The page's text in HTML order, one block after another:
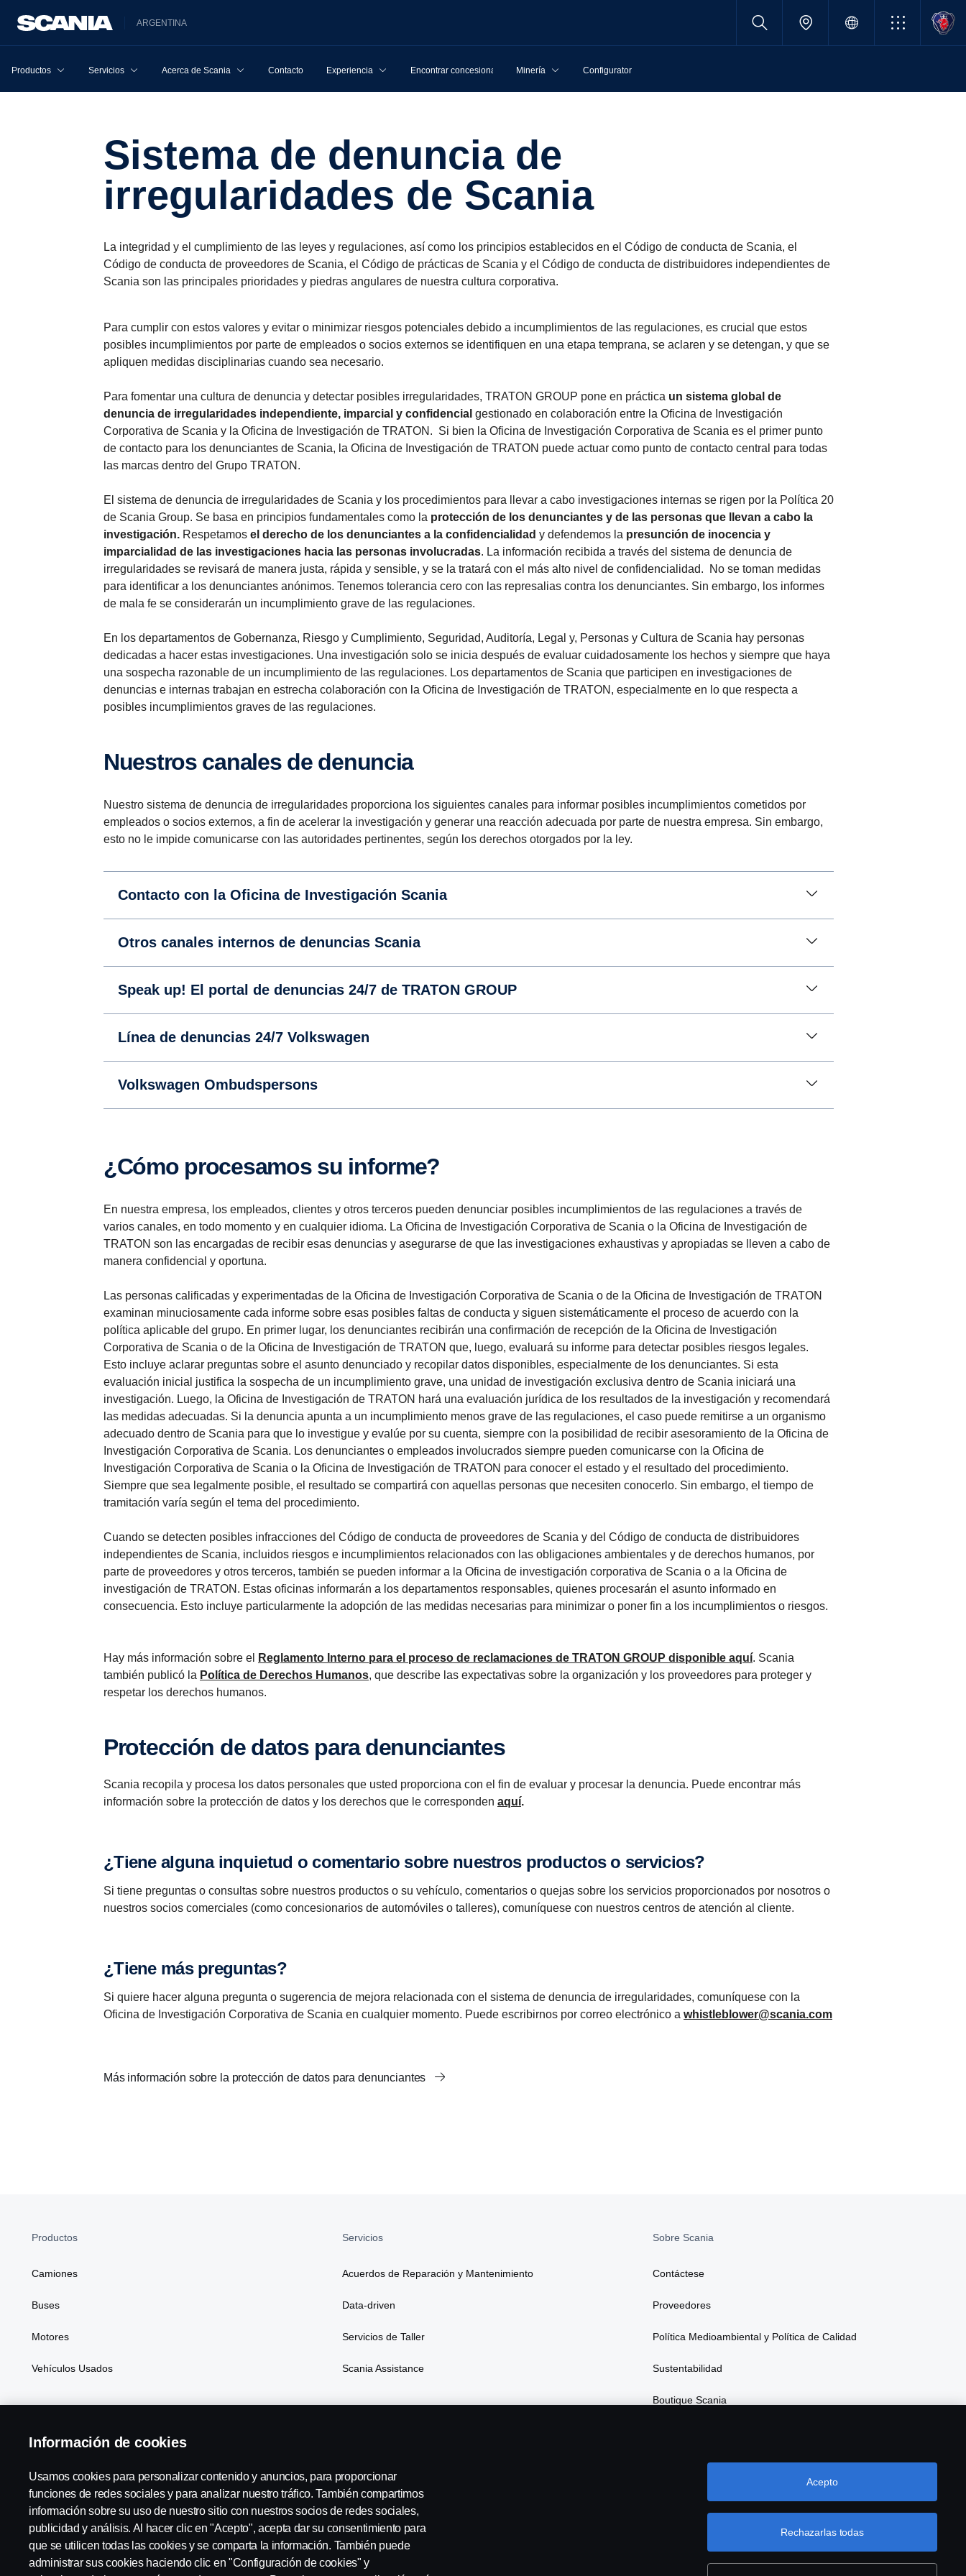
ARGENTINA
Productos Servicios Acerca de Scania Contacto Experiencia Encontrar concesionarios Minería Configurator
Sistema de denuncia de
irregularidades de Scania
La integridad y el cumplimiento de las leyes y regulaciones, así como los principios establecidos en el Código de conducta de Scania, el
Código de conducta de proveedores de Scania, el Código de prácticas de Scania y el Código de conducta de distribuidores independientes de
Scania son las principales prioridades y piedras angulares de nuestra cultura corporativa.
Para cumplir con estos valores y evitar o minimizar riesgos potenciales debido a incumplimientos de las regulaciones, es crucial que estos
posibles incumplimientos por parte de empleados o socios externos se identifiquen en una etapa temprana, se aclaren y se detengan, y que se
apliquen medidas disciplinarias cuando sea necesario.
Para fomentar una cultura de denuncia y detectar posibles irregularidades, TRATON GROUP pone en práctica un sistema global de
denuncia de irregularidades independiente, imparcial y confidencial gestionado en colaboración entre la Oficina de Investigación
Corporativa de Scania y la Oficina de Investigación de TRATON. Si bien la Oficina de Investigación Corporativa de Scania es el primer punto
de contacto para los denunciantes de Scania, la Oficina de Investigación de TRATON puede actuar como punto de contacto central para todas
las marcas dentro del Grupo TRATON.
El sistema de denuncia de irregularidades de Scania y los procedimientos para llevar a cabo investigaciones internas se rigen por la Política 20
de Scania Group. Se basa en principios fundamentales como la protección de los denunciantes y de las personas que llevan a cabo la
investigación. Respetamos el derecho de los denunciantes a la confidencialidad y defendemos la presunción de inocencia y
imparcialidad de las investigaciones hacia las personas involucradas. La información recibida a través del sistema de denuncia de
irregularidades se revisará de manera justa, rápida y sensible, y se la tratará con el más alto nivel de confidencialidad. No se toman medidas
para identificar a los denunciantes anónimos. Tenemos tolerancia cero con las represalias contra los denunciantes. Sin embargo, los informes
de mala fe se considerarán un incumplimiento grave de las regulaciones.
En los departamentos de Gobernanza, Riesgo y Cumplimiento, Seguridad, Auditoría, Legal y, Personas y Cultura de Scania hay personas
dedicadas a hacer estas investigaciones. Una investigación solo se inicia después de evaluar cuidadosamente los hechos y siempre que haya
una sospecha razonable de un incumplimiento de las regulaciones. Los departamentos de Scania que participen en investigaciones de
denuncias e internas trabajan en estrecha colaboración con la Oficina de Investigación de TRATON, especialmente en lo que respecta a
posibles incumplimientos graves de las regulaciones.
Nuestros canales de denuncia
Nuestro sistema de denuncia de irregularidades proporciona los siguientes canales para informar posibles incumplimientos cometidos por
empleados o socios externos, a fin de acelerar la investigación y generar una reacción adecuada por parte de nuestra empresa. Sin embargo,
esto no le impide comunicarse con las autoridades pertinentes, según los derechos otorgados por la ley.
Contacto con la Oficina de Investigación Scania
Otros canales internos de denuncias Scania
Speak up! El portal de denuncias 24/7 de TRATON GROUP
Línea de denuncias 24/7 Volkswagen
Volkswagen Ombudspersons
¿Cómo procesamos su informe?
En nuestra empresa, los empleados, clientes y otros terceros pueden denunciar posibles incumplimientos de las regulaciones a través de
varios canales, en todo momento y en cualquier idioma. La Oficina de Investigación Corporativa de Scania o la Oficina de Investigación de
TRATON son las encargadas de recibir esas denuncias y asegurarse de que las investigaciones exhaustivas y apropiadas se lleven a cabo de
manera confidencial y oportuna.
Las personas calificadas y experimentadas de la Oficina de Investigación Corporativa de Scania o de la Oficina de Investigación de TRATON
examinan minuciosamente cada informe sobre esas posibles faltas de conducta y siguen sistemáticamente el proceso de acuerdo con la
política aplicable del grupo. En primer lugar, los denunciantes recibirán una confirmación de recepción de la Oficina de Investigación
Corporativa de Scania o de la Oficina de Investigación de TRATON que, luego, evaluará su informe para detectar posibles riesgos legales.
Esto incluye aclarar preguntas sobre el asunto denunciado y recopilar datos disponibles, especialmente de los denunciantes. Si esta
evaluación inicial justifica la sospecha de un incumplimiento grave, una unidad de investigación exclusiva dentro de Scania iniciará una
investigación. Luego, la Oficina de Investigación de TRATON hará una evaluación jurídica de los resultados de la investigación y recomendará
las medidas adecuadas. Si la denuncia apunta a un incumplimiento menos grave de las regulaciones, el caso puede remitirse a un organismo
adecuado dentro de Scania para que lo investigue y evalúe por su cuenta, siempre con la posibilidad de recibir asesoramiento de la Oficina de
Investigación Corporativa de Scania. Los denunciantes o empleados involucrados siempre pueden comunicarse con la Oficina de
Investigación Corporativa de Scania o la Oficina de Investigación de TRATON para conocer el estado y el resultado del procedimiento.
Siempre que sea legalmente posible, el resultado se compartirá con aquellas personas que necesiten conocerlo. Sin embargo, el tiempo de
tramitación varía según el tema del procedimiento.
Cuando se detecten posibles infracciones del Código de conducta de proveedores de Scania y del Código de conducta de distribuidores
independientes de Scania, incluidos riesgos e incumplimientos relacionados con las obligaciones ambientales y de derechos humanos, por
parte de proveedores y otros terceros, también se pueden informar a la Oficina de investigación corporativa de Scania o a la Oficina de
investigación de TRATON. Estas oficinas informarán a los departamentos responsables, quienes procesarán el asunto informado en
consecuencia. Esto incluye particularmente la adopción de las medidas necesarias para minimizar o poner fin a los incumplimientos o riesgos.
Hay más información sobre el Reglamento Interno para el proceso de reclamaciones de TRATON GROUP disponible aquí. Scania
también publicó la Política de Derechos Humanos, que describe las expectativas sobre la organización y los proveedores para proteger y
respetar los derechos humanos.
Protección de datos para denunciantes
Scania recopila y procesa los datos personales que usted proporciona con el fin de evaluar y procesar la denuncia. Puede encontrar más
información sobre la protección de datos y los derechos que le corresponden aquí.
¿Tiene alguna inquietud o comentario sobre nuestros productos o servicios?
Si tiene preguntas o consultas sobre nuestros productos o su vehículo, comentarios o quejas sobre los servicios proporcionados por nosotros o
nuestros socios comerciales (como concesionarios de automóviles o talleres), comuníquese con nuestros centros de atención al cliente.
¿Tiene más preguntas?
Si quiere hacer alguna pregunta o sugerencia de mejora relacionada con el sistema de denuncia de irregularidades, comuníquese con la
Oficina de Investigación Corporativa de Scania en cualquier momento. Puede escribirnos por correo electrónico a whistleblower@scania.com
Más información sobre la protección de datos para denunciantes
Productos
Camiones
Buses
Motores
Vehículos Usados
Servicios
Acuerdos de Reparación y Mantenimiento
Data-driven
Servicios de Taller
Scania Assistance
Sobre Scania
Contáctese
Proveedores
Política Medioambiental y Política de Calidad
Sustentabilidad
Boutique Scania
SCANIA ARGENTINA: ARGENTINA
Información de cookies
Usamos cookies para personalizar contenido y anuncios, para proporcionar
funciones de redes sociales y para analizar nuestro tráfico. También compartimos
información sobre su uso de nuestro sitio con nuestros socios de redes sociales,
publicidad y análisis. Al hacer clic en "Acepto", acepta dar su consentimiento para
que se utilicen todas las cookies y se comparta la información. También puede
administrar sus cookies haciendo clic en "Configuración de cookies" y
Rechazarlas todas
Acepto